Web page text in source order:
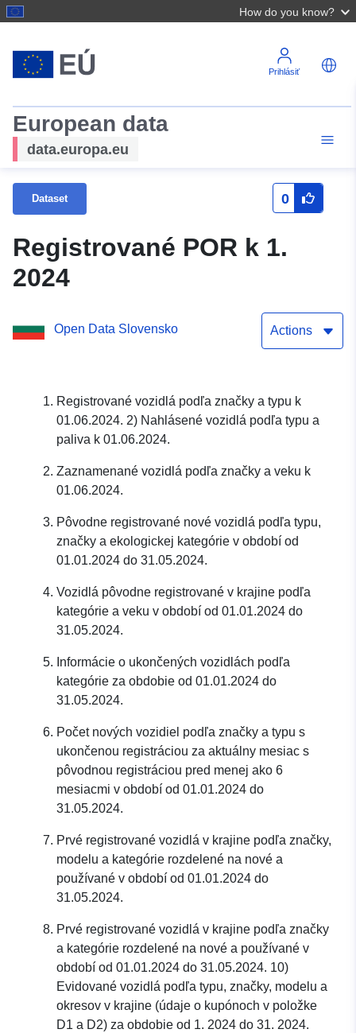
How do you know?
Prihlásiť
European data
data.europa.eu
Dataset 0
Registrované POR k 1.
2024
Open Data Slovensko Actions
Registrované vozidlá podľa značky a typu k
01.06.2024. 2) Nahlásené vozidlá podľa typu a
paliva k 01.06.2024.
Zaznamenané vozidlá podľa značky a veku k
01.06.2024.
Pôvodne registrované nové vozidlá podľa typu,
značky a ekologickej kategórie v období od
01.01.2024 do 31.05.2024.
Vozidlá pôvodne registrované v krajine podľa
kategórie a veku v období od 01.01.2024 do
31.05.2024.
Informácie o ukončených vozidlách podľa
kategórie za obdobie od 01.01.2024 do
31.05.2024.
Počet nových vozidiel podľa značky a typu s
ukončenou registráciou za aktuálny mesiac s
pôvodnou registráciou pred menej ako 6
mesiacmi v období od 01.01.2024 do
31.05.2024.
Prvé registrované vozidlá v krajine podľa značky,
modelu a kategórie rozdelené na nové a
používané v období od 01.01.2024 do
31.05.2024.
Prvé registrované vozidlá v krajine podľa značky
a kategórie rozdelené na nové a používané v
období od 01.01.2024 do 31.05.2024. 10)
Evidované vozidlá podľa typu, značky, modelu a
okresov v krajine (údaje o kupónoch v položke
D1 a D2) za obdobie od 1. 2024 do 31. 2024.